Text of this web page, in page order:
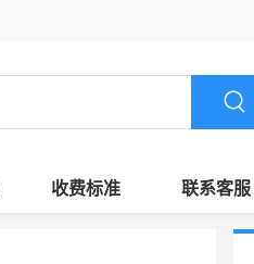
收费标准 联系客服